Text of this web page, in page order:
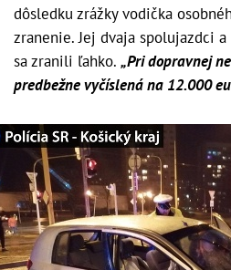
dôsledku zrážky vodička
zranenie. Jej dvaja spolujazdci
sa zranili ľahko. „Pri dopravnej
predbežne vyčíslená na 12.000